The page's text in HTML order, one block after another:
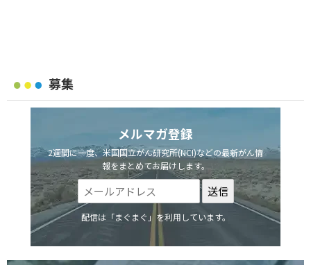
募集
メルマガ登録
2週間に一度、米国国立がん研究所(NCI)などの最新がん情
報をまとめてお届けします。
配信は「まぐまぐ」を利用しています。